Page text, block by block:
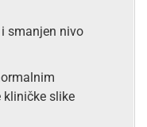
smanjen nivo
kliničke slike